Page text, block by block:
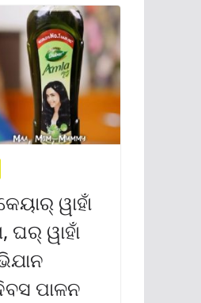
ୱାହାଁ
ଘର୍ ୱାହାଁ
ପାଳନ